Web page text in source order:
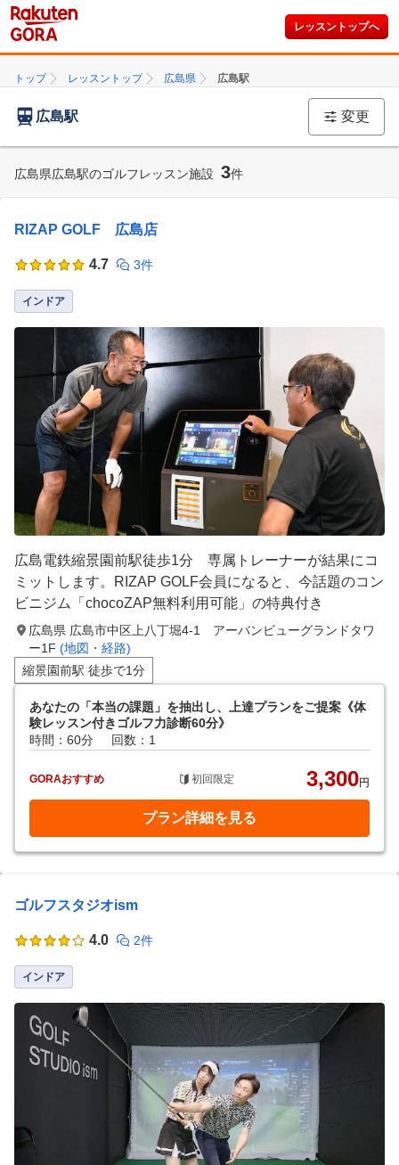
レッスントップへ
トップ レッスントップ 広島県 広島駅
広島駅 変更
広島県広島駅のゴルフレッスン施設 3件
RIZAP GOLF 広島店
4.7 3件
インドア
広島電鉄縮景園前駅徒歩1分 専属トレーナーが結果にコ
ミットします。RIZAP GOLF会員になると、今話題のコン
ビニジム「chocoZAP無料利用可能」の特典付き
広島県 広島市中区上八丁堀4-1 アーバンビューグランドタワ
ー1F (地図・経路)
縮景園前駅 徒歩で1分
あなたの「本当の課題」を抽出し、上達プランをご提案《体
験レッスン付きゴルフ力診断60分》
時間：60分
回数：1
GORAおすすめ 初回限定 3,300円
プラン詳細を見る
ゴルフスタジオism
4.0 2件
インドア